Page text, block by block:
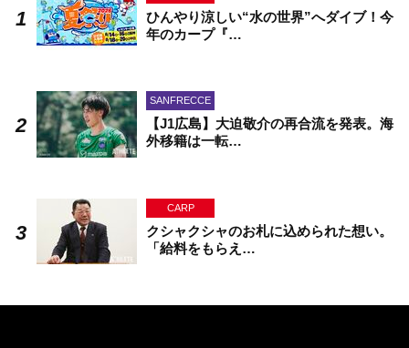
ひんやり涼しい“水の世界”へダイブ！今
年のカープ『…
SANFRECCE
【J1広島】大迫敬介の再合流を発表。海
外移籍は一転…
CARP
クシャクシャのお札に込められた想い。
「給料をもらえ…